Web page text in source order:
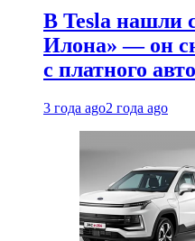
В Tesla нашли
Илона» — он
с платного
3 года ago2 года ago